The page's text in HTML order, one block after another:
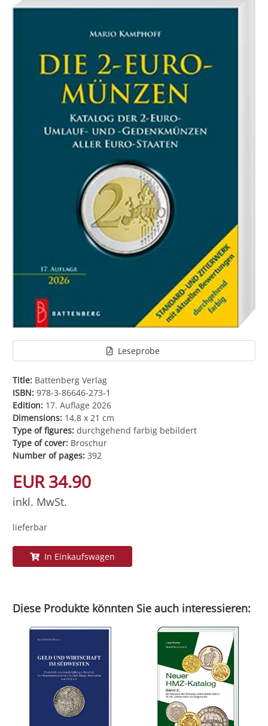
Leseprobe
Title: Battenberg Verlag
ISBN: 978-3-86646-273-1
Edition: 17. Auflage 2026
Dimensions: 14,8 x 21 cm
Type of figures: durchgehend farbig bebildert
Type of cover: Broschur
Number of pages: 392
EUR 34.90
inkl. MwSt.
lieferbar
In Einkaufswagen
Diese Produkte könnten Sie auch interessieren: